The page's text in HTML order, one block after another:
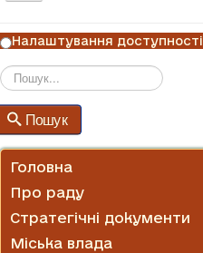
ГОЛОВНА
НОВИНИ
ОГОЛОШЕННЯ
ГРАФІКИ ПРИЙОМУ
Налаштування доступності
Пошук
Головна
Про раду
Стратегічні документи
Міська влада